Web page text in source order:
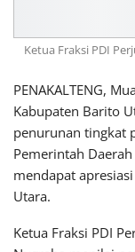
Ketua Fraksi PDI
PENAKALTENG,
Kabupaten Barito
penurunan tingkat
Pemerintah
mendapat
Utara.
Ketua Fraksi PDI